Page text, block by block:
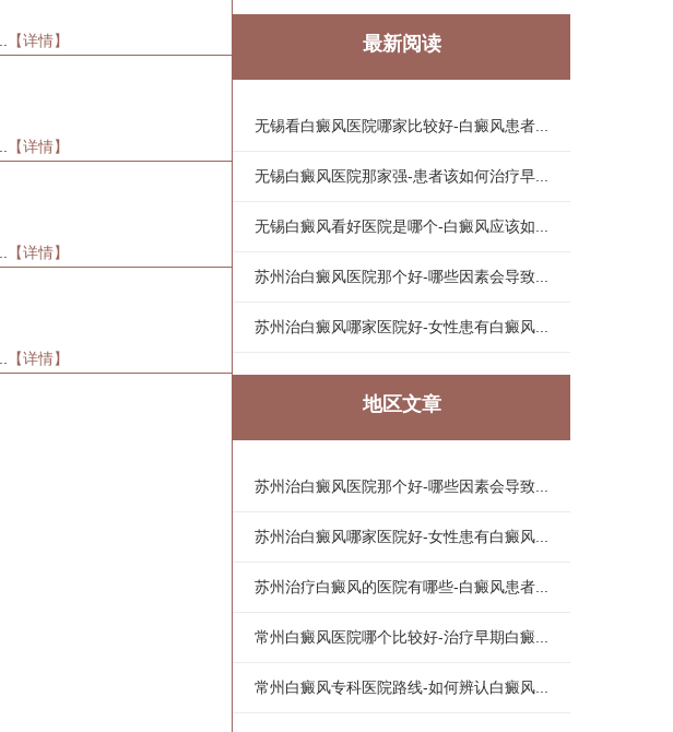
【详情】
【详情】
【详情】
【详情】
最新阅读
无锡看白癜风医院哪家比较好-白癜风患者...
无锡白癜风医院那家强-患者该如何治疗早...
无锡白癜风看好医院是哪个-白癜风应该如...
苏州治白癜风医院那个好-哪些因素会导致...
苏州治白癜风哪家医院好-女性患有白癜风...
地区文章
苏州治白癜风医院那个好-哪些因素会导致...
苏州治白癜风哪家医院好-女性患有白癜风...
苏州治疗白癜风的医院有哪些-白癜风患者...
常州白癜风医院哪个比较好-治疗早期白癜...
常州白癜风专科医院路线-如何辨认白癜风...